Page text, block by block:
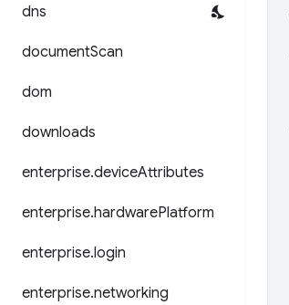
dns
documentScan
dom
downloads
enterprise.deviceAttributes
enterprise.hardwarePlatform
enterprise.login
enterprise.networking